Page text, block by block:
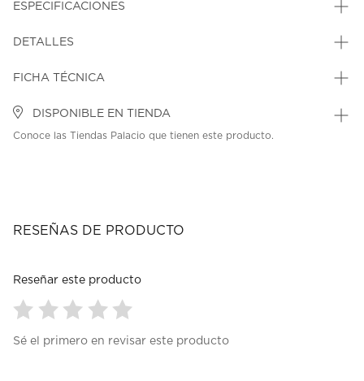
ESPECIFICACIONES
DETALLES
FICHA TÉCNICA
DISPONIBLE EN TIENDA
Conoce las Tiendas Palacio que tienen este producto.
RESEÑAS DE PRODUCTO
Reseñar este producto
paraparaparaparapara
Sé el primero en revisar este producto